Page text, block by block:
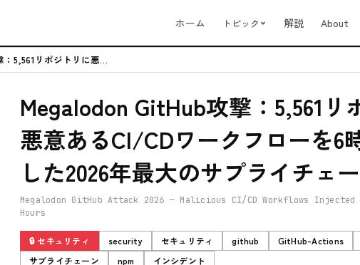
ホーム トピック 解説 About
Megalodon GitHub攻撃：5,561リポジトリに悪意あるCI/...
Megalodon GitHub攻撃：5,561リ
悪意あるCI/CDワークフローを6
した2026年最大のサプライチェ
Megalodon GitHub Attack 2026 — Malicious CI/CD Workflows
Hours
🔒 セキュリティ security セキュリティ github GitHub-Actions
サプライチェーン
npm インシデント